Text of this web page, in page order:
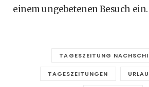
einem ungebetenen Besuch ein.
TAGESZEITUNG
TAGESZEITUNGEN